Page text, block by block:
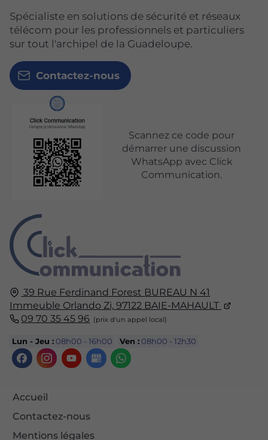
39 Rue Ferdinand Forest BUREAU N 41
Immeuble Orlando Zi, 97122 BAIE-MAHAULT
09 70 35 45 96
Lun - Jeu : 08h00 - 16h00 Ven : 08h00 - 12h30
Accueil
Contactez-nous
Mentions légales
Spécialiste en solutions de sécurité et réseaux
télécom pour les professionnels et particuliers
sur tout l'archipel de la Guadeloupe.
Contactez-nous
Scannez ce code pour
démarrer une discussion
WhatsApp avec Click
Communication.